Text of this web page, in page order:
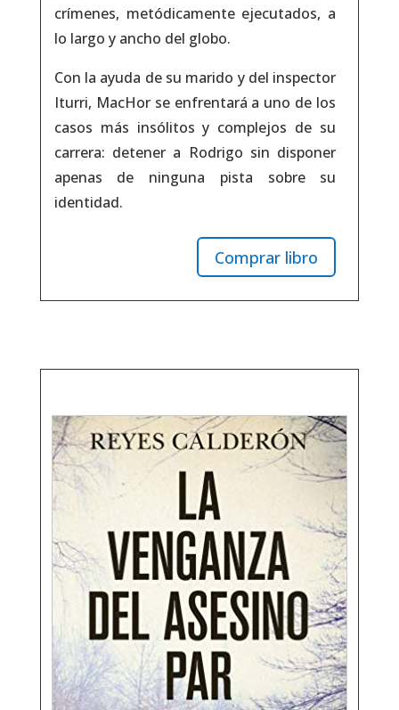
crímenes, metódicamente ejecutados, a
lo largo y ancho del globo.
Con la ayuda de su marido y del inspector
Iturri, MacHor se enfrentará a uno de los
casos más insólitos y complejos de su
carrera: detener a Rodrigo sin disponer
apenas de ninguna pista sobre su
identidad.
Comprar libro